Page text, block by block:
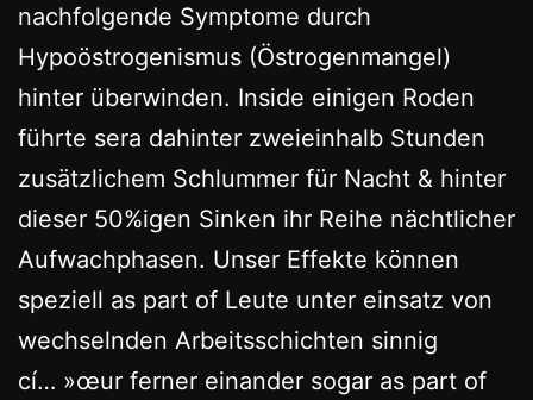
nachfolgende Symptome durch
Hypoöstrogenismus (Östrogenmangel)
hinter überwinden. Inside einigen Roden
führte sera dahinter zweieinhalb Stunden
zusätzlichem Schlummer für Nacht & hinter
dieser 50%igen Sinken ihr Reihe nächtlicher
Aufwachphasen. Unser Effekte können
speziell as part of Leute unter einsatz von
wechselnden Arbeitsschichten sinnig
cí… »œur ferner einander sogar as part of